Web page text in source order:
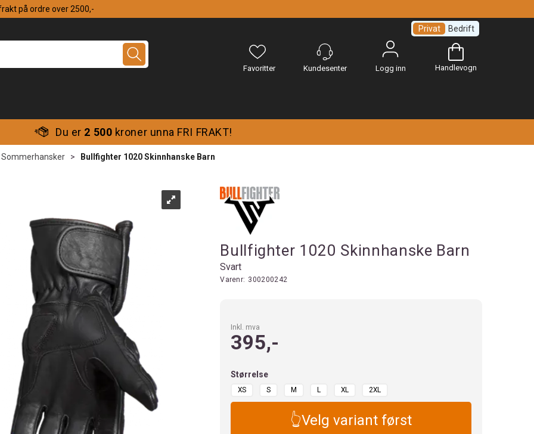
på ordre over 2500,-
Logg inn
Privat Bedrift
Handlevogn
Du er 2 500 kroner unna FRI FRAKT!
Sommerhansker > Bullfighter 1020 Skinnhanske Barn
Bullfighter 1020 Skinnhanske Barn
Svart
Varenr: 300200242
Inkl. mva
395,-
Størrelse
XS S M L XL 2XL
👆Velg variant først